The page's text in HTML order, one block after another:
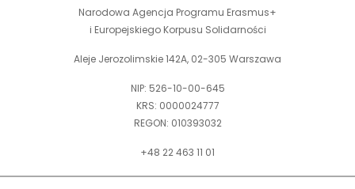
Narodowa Agencja Programu Erasmus+
i Europejskiego Korpusu Solidarności
Aleje Jerozolimskie 142A, 02-305 Warszawa
NIP: 526-10-00-645
KRS: 0000024777
REGON: 010393032
+48 22 463 11 01
Zapraszamy do kontaktu telefonicznego w godz. 9-15.